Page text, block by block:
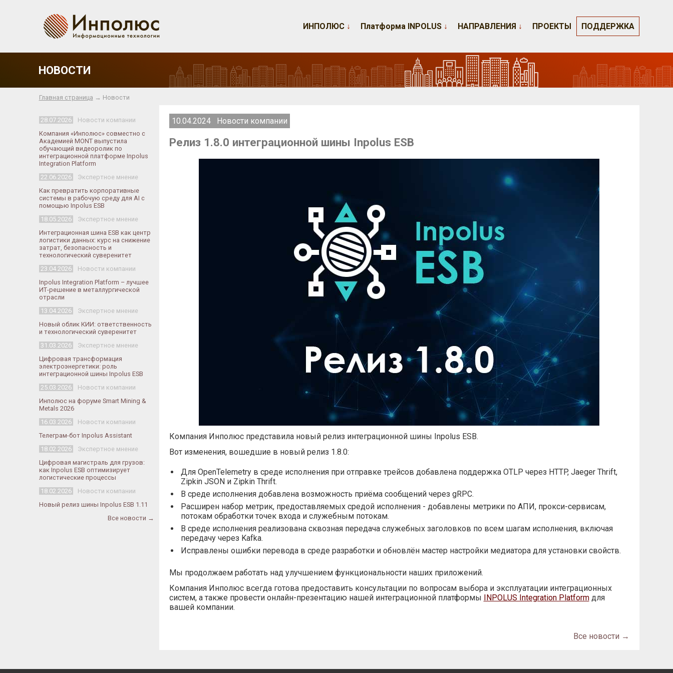
ИНПОЛЮС ↓ Платформа INPOLUS ↓ НАПРАВЛЕНИЯ ↓ ПРОЕКТЫ ПОДДЕРЖКА
НОВОСТИ
Главная страница → Новости
28.07.2026
Новости компании
Компания «Инполюс» совместно с
Академией MONT выпустила
обучающий видеоролик по
интеграционной платформе Inpolus
Integration Platform
22.06.2026
Экспертное мнение
Как превратить корпоративные
системы в рабочую среду для AI с
помощью Inpolus ESB
18.05.2026
Экспертное мнение
Интеграционная шина ESB как центр
логистики данных: курс на снижение
затрат, безопасность и
технологический суверенитет
23.04.2026
Новости компании
Inpolus Integration Platform – лучшее
ИТ-решение в металлургической
отрасли
13.04.2026
Экспертное мнение
Новый облик КИИ: ответственность
и технологический суверенитет
31.03.2026
Экспертное мнение
Цифровая трансформация
электроэнергетики: роль
интеграционной шины Inpolus ESB
25.03.2026
Новости компании
Инполюс на форуме Smart Mining &
Metals 2026
16.03.2026
Новости компании
Телеграм-бот Inpolus Assistant
18.02.2026
Экспертное мнение
Цифровая магистраль для грузов:
как Inpolus ESB оптимизирует
логистические процессы
18.02.2026
Новости компании
Новый релиз шины Inpolus ESB 1.11
Все новости →
10.04.2024 Новости компании
Релиз 1.8.0 интеграционной шины Inpolus ESB
Компания Инполюс представила новый релиз интеграционной шины Inpolus ESB.
Вот изменения, вошедшие в новый релиз 1.8.0:
Для OpenTelemetry в среде исполнения при отправке трейсов добавлена поддержка OTLP через HTTP, Jaeger Thrift,
Zipkin JSON и Zipkin Thrift.
В среде исполнения добавлена возможность приёма сообщений через gRPC.
Расширен набор метрик, предоставляемых средой исполнения - добавлены метрики по АПИ, прокси-сервисам,
потокам обработки точек входа и служебным потокам.
В среде исполнения реализована сквозная передача служебных заголовков по всем шагам исполнения, включая
передачу через Kafka.
Исправлены ошибки перевода в среде разработки и обновлён мастер настройки медиатора для установки свойств.
Мы продолжаем работать над улучшением функциональности наших приложений.
Компания Инполюс всегда готова предоставить консультации по вопросам выбора и эксплуатации интеграционных
систем, а также провести онлайн-презентацию нашей интеграционной платформы INPOLUS Integration Platformдля
вашей компании.
Все новости →